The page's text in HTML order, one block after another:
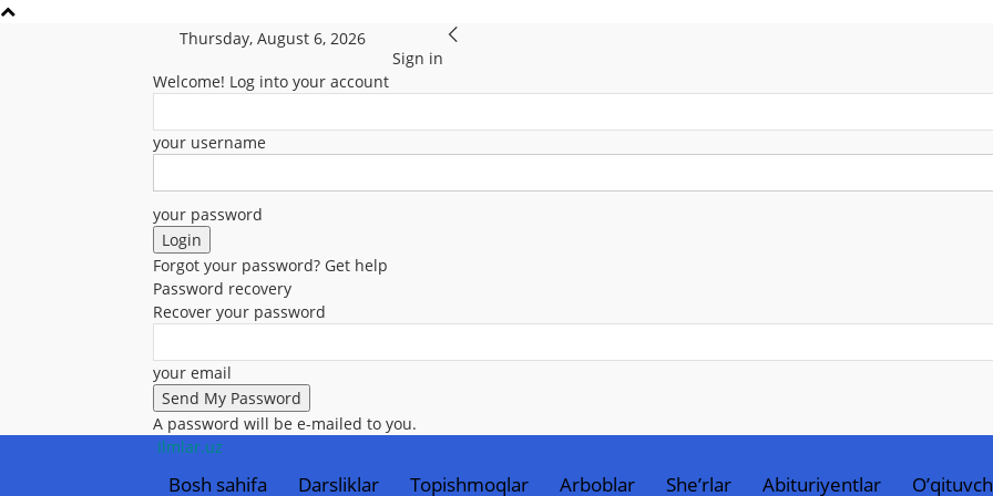
Thursday, August 6, 2026
Sign in
Welcome! Log into your account
your username
your password
Forgot your password? Get help
Password recovery
Recover your password
your email
A password will be e-mailed to you.
Ilmlar.uz
Bosh sahifa Darsliklar Topishmoqlar Arboblar She’rlar Abituriyentlar